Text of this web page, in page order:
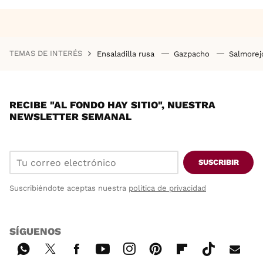
TEMAS DE INTERÉS Ensaladilla rusa Gazpacho
RECIBE "AL FONDO HAY SITIO", NUESTRA
NEWSLETTER SEMANAL
SUSCRIBIR
Suscribiéndote aceptas nuestra política de privacidad
SÍGUENOS